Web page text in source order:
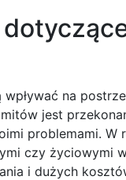
na
jest
problemami.
czy życiowymi
i dużych